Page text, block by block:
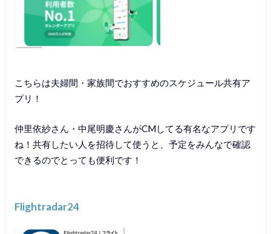
こちらは夫婦間・家族間でおすすめのスケジュール共有ア
プリ！
仲里依紗さん・中尾明慶さんがCMしてる有名なアプリです
ね！共有したい人を招待して使うと、予定をみんなで確認
できるのでとっても便利です！
Flightradar24